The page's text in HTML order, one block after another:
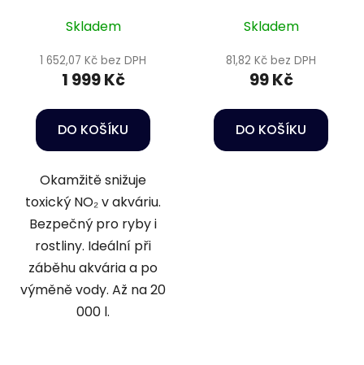
Skladem
1 652,07 Kč bez DPH
1 999 Kč
DO KOŠÍKU
Okamžitě snižuje
toxický NO₂ v akváriu.
Bezpečný pro ryby i
rostliny. Ideální při
záběhu akvária a po
výměně vody. Až na 20
000 l.
50 ml
Skladem
81,82 Kč bez DPH
99 Kč
DO KOŠÍKU